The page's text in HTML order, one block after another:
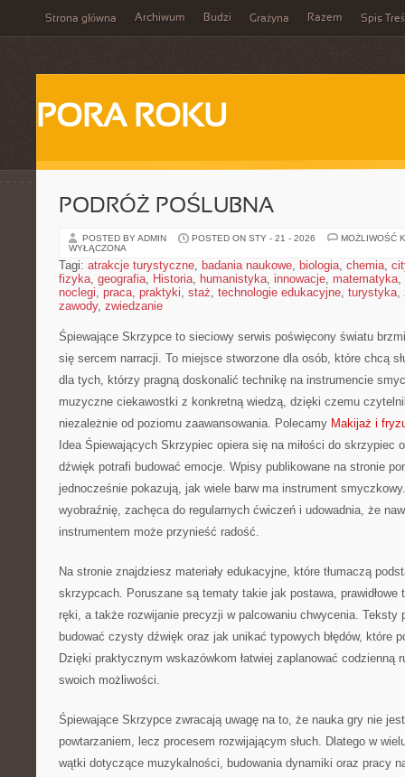
Strona główna Archiwum Budzi Grażyna Razem Spis
PORA ROKU
PODRÓŻ POŚLUBNA
POSTED BY ADMIN POSTED ON STY - 21 - 2026
MOŻLIWOŚĆ
WYŁĄCZONA
Tagi: atrakcje turystyczne, badania naukowe, biologia, chemia,
fizyka, geografia, Historia, humanistyka, innowacje, matematyka,
noclegi, praca, praktyki, staż, technologie edukacyjne, turystyka,
zawody, zwiedzanie
Śpiewające Skrzypce to sieciowy serwis poświęcony światu
się sercem narracji. To miejsce stworzone dla osób, które chcą
dla tych, którzy pragną doskonalić technikę na instrumencie
muzyczne ciekawostki z konkretną wiedzą, dzięki czemu
niezależnie od poziomu zaawansowania. Polecamy Makijaż i
Idea Śpiewających Skrzypiec opiera się na miłości do skrzypiec
dźwięk potrafi budować emocje. Wpisy publikowane na stronie
jednocześnie pokazują, jak wiele barw ma instrument
wyobraźnię, zachęca do regularnych ćwiczeń i udowadnia, że
instrumentem może przynieść radość.
Na stronie znajdziesz materiały edukacyjne, które tłumaczą
skrzypcach. Poruszane są tematy takie jak postawa, prawidłowe
ręki, a także rozwijanie precyzji w palcowaniu chwycenia. Teksty
budować czysty dźwięk oraz jak unikać typowych błędów, które
Dzięki praktycznym wskazówkom łatwiej zaplanować codzienną
swoich możliwości.
Śpiewające Skrzypce zwracają uwagę na to, że nauka gry nie
powtarzaniem, lecz procesem rozwijającym słuch. Dlatego w
wątki dotyczące muzykalności, budowania dynamiki oraz pracy